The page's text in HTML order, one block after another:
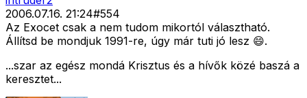
2006.07.16. 21:24#554
Az Exocet csak a nem tudom mikortól választható.
Állítsd be mondjuk 1991-re, úgy már tuti jó lesz 😄.
...szar az egész mondá Krisztus és a hívők közé baszá a
keresztet...